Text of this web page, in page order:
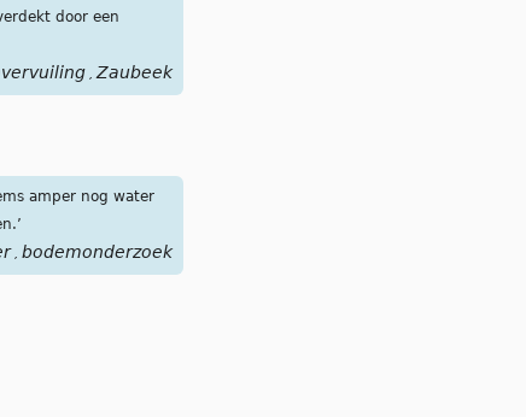
door een
Zaubeek
amper nog water
bodemonderzoek